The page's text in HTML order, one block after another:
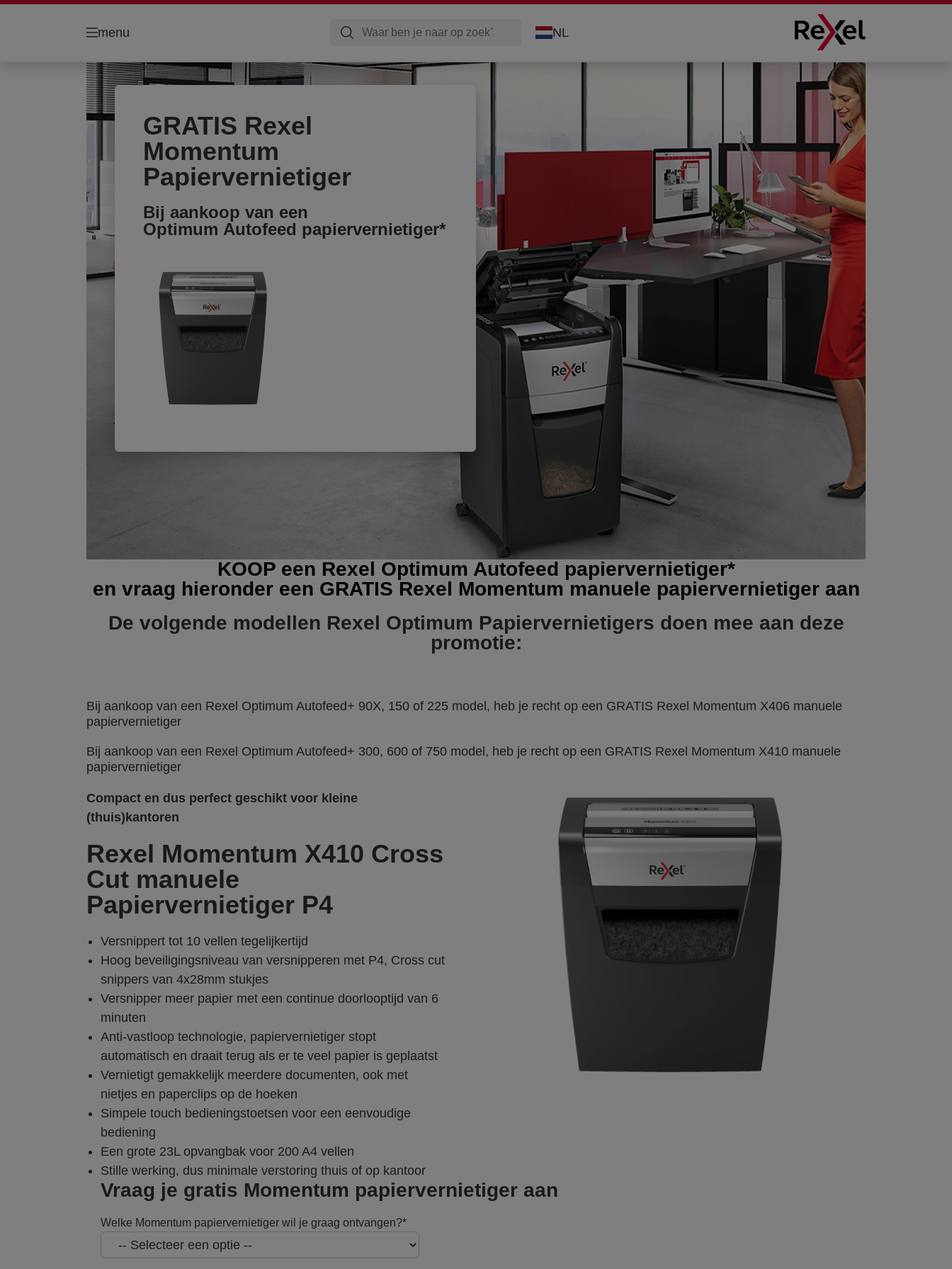
menu NL
GRATIS Rexel
Momentum
Papiervernietiger
Bij aankoop van een
Optimum Autofeed papiervernietiger*
KOOPeen Rexel Optimum Autofeed papiervernietiger*
en vraag hieronder een GRATIS Rexel Momentum manuele papiervernietiger aan
De volgende modellen Rexel Optimum Papiervernietigers doen mee aan deze
promotie:
Bij aankoop van een Rexel Optimum Autofeed+ 90X, 150 of 225 model, heb je recht op een GRATIS Rexel Momentum X406 manuele
papiervernietiger
Bij aankoop van een Rexel Optimum Autofeed+ 300, 600 of 750 model, heb je recht op een GRATIS Rexel Momentum X410 manuele
papiervernietiger
Compact en dus perfect geschikt voor kleine
(thuis)kantoren
Rexel Momentum X410 Cross
Cut manuele
Papiervernietiger P4
Versnippert tot 10 vellen tegelijkertijd
Hoog beveiligingsniveau van versnipperen met P4, Cross cut
snippers van 4x28mm stukjes
Versnipper meer papier met een continue doorlooptijd van 6
minuten
Anti-vastloop technologie, papiervernietiger stopt
automatisch en draait terug als er te veel papier is geplaatst
Vernietigt gemakkelijk meerdere documenten, ook met
nietjes en paperclips op de hoeken
Simpele touch bedieningstoetsen voor een eenvoudige
bediening
Een grote 23L opvangbak voor 200 A4 vellen
Stille werking, dus minimale verstoring thuis of op kantoor
Vraag je gratis Momentum papiervernietiger aan
Welke Momentum papiervernietiger wil je graag ontvangen?